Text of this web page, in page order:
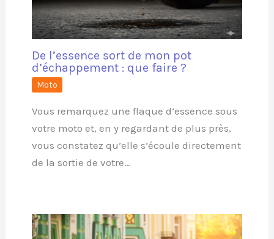
De l’essence sort de mon pot
d’échappement : que faire ?
Moto
Vous remarquez une flaque d’essence sous
votre moto et, en y regardant de plus près,
vous constatez qu’elle s’écoule directement
de la sortie de votre…